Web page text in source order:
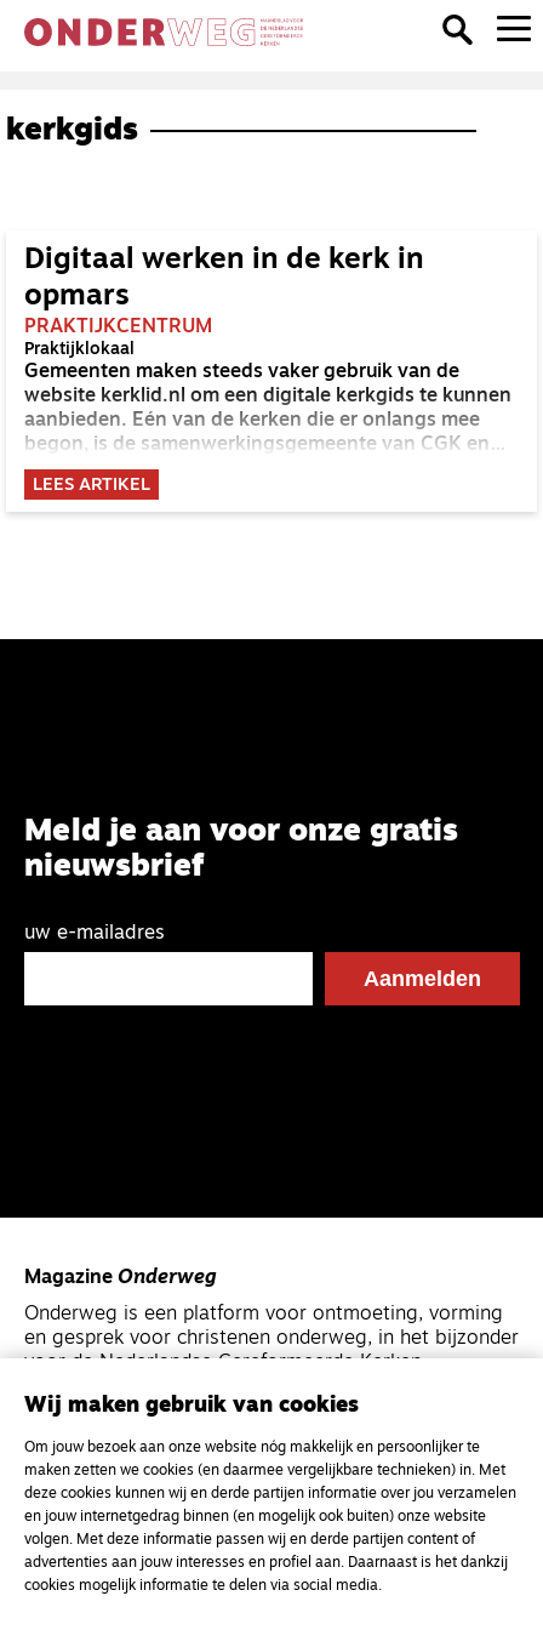
kerkgids
Digitaal werken in de kerk in
opmars
PRAKTIJKCENTRUM
Praktijklokaal
Gemeenten maken steeds vaker gebruik van de
website kerklid.nl om een digitale kerkgids te kunnen
aanbieden. Eén van de kerken die er onlangs mee
begon, is de samenwerkingsgemeente van CGK en
GKv in Rotterdam-Zuid.
LEES ARTIKEL
Meld je aan voor onze gratis
nieuwsbrief
uw e-mailadres
Magazine Onderweg
Onderweg is een platform voor ontmoeting, vorming
en gesprek voor christenen onderweg, in het bijzonder
voor de Nederlandse Gereformeerde Kerken.
Kvk-nummer 33277063
NL46 INGB 0117 5827 86
info@onderwegonline.nl
Wij maken gebruik van cookies
Om jouw bezoek aan onze website nóg makkelijk en persoonlijker te
maken zetten we cookies (en daarmee vergelijkbare technieken) in. Met
deze cookies kunnen wij en derde partijen informatie over jou verzamelen
en jouw internetgedrag binnen (en mogelijk ook buiten) onze website
volgen. Met deze informatie passen wij en derde partijen content of
advertenties aan jouw interesses en profiel aan. Daarnaast is het dankzij
cookies mogelijk informatie te delen via social media.